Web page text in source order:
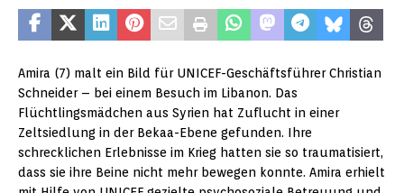
Amira (7) malt ein Bild für UNICEF-Geschäftsführer Christian
Schneider – bei einem Besuch im Libanon. Das
Flüchtlingsmädchen aus Syrien hat Zuflucht in einer
Zeltsiedlung in der Bekaa-Ebene gefunden. Ihre
schrecklichen Erlebnisse im Krieg hatten sie so traumatisiert,
dass sie ihre Beine nicht mehr bewegen konnte. Amira erhielt